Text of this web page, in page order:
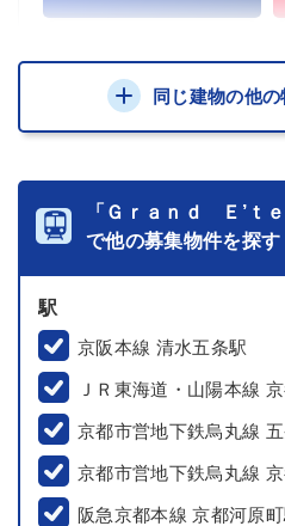
同じ建物の他
「Ｇｒａｎｄ Ｅ’ｔ
で他の募集物件を探す
駅
京阪本線 清水五条駅
ＪＲ東海道・山陽本線
京都市営地下鉄烏丸線
京都市営地下鉄烏丸線
阪急京都本線 京都河原